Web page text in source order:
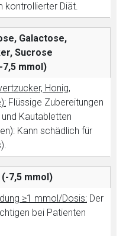
kontrollierter Diät.
Galactose,
Sucrose
7,5 mmol)
Honig,
Flüssige Zubereitungen
Kautabletten
Kann schädlich für
(-7,5 mmol)
≥1 mmol/Dosis: Der
bei Patienten